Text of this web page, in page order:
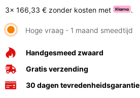
3x 166,33 € zonder kosten met .
Hoge vraag - 1 maand smeedtijd
Handgesmeed zwaard
Gratis verzending
30 dagen tevredenheidsgarantie